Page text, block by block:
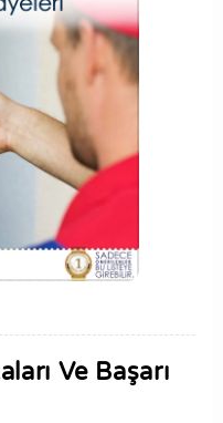
Ve Başarı